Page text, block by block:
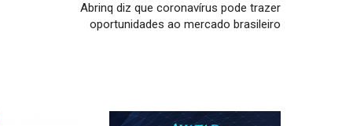
Abrinq diz que coronavírus pode trazer
oportunidades ao mercado brasileiro